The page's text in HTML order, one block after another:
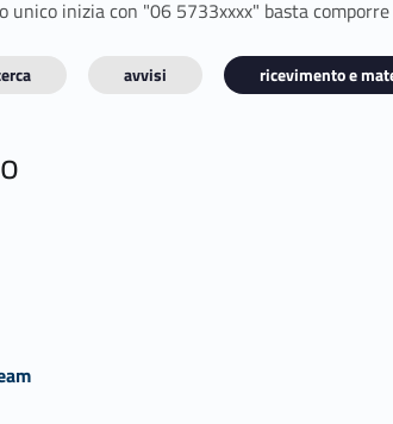
inizia con "06 5733xxxx" basta
avvisi ricevimento e